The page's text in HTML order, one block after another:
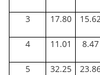
3 17.80 15.62
4 11.01 8.47
5 32.25